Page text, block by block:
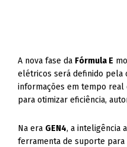
A nova fase da Fórmula E
elétricos será definido pela
informações em tempo real
para otimizar eficiência,
Na era GEN4, a inteligência
ferramenta de suporte